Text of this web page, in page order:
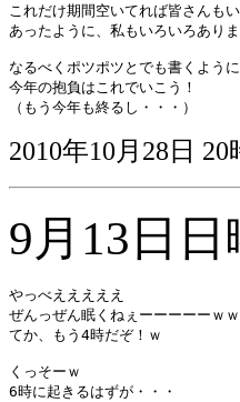
これだけ期間空いてれば皆さんも
あったように、私もいろいろありま
なるべくポツポツとでも書くように
今年の抱負はこれでいこう！
（もう今年も終るし・・・）
2010年10月28日 20
9月13日日
やっべえええええ
ぜんっぜん眠くねぇーーーーーｗ
てか、もう4時だぞ！ｗ
くっそーｗ
6時に起きるはずが・・・